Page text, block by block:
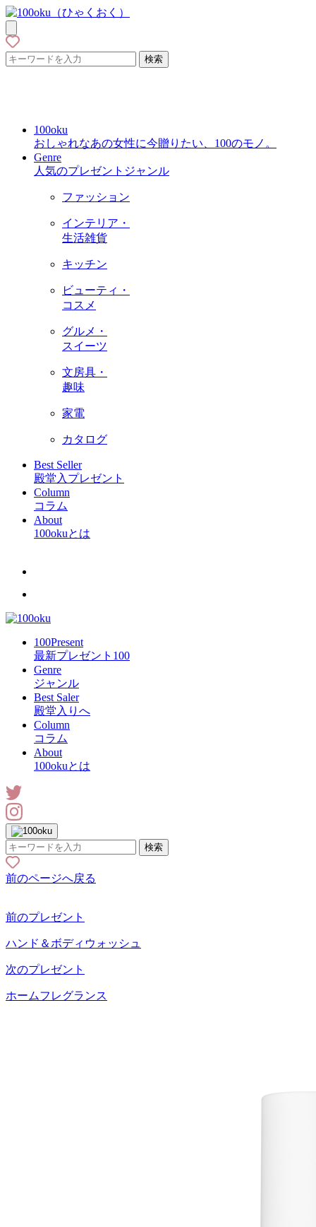
検索
100oku
おしゃれなあの女性に今贈りたい、100のモノ。
Genre
人気のプレゼントジャンル
ファッション
インテリア・
生活雑貨
キッチン
ビューティ・
コスメ
グルメ・
スイーツ
文房具・
趣味
家電
カタログ
Best Seller
殿堂入プレゼント
Column
コラム
About
100okuとは
100Present
最新プレゼント100
Genre
ジャンル
Best Saler
殿堂入りへ
Column
コラム
About
100okuとは
検索
前のページへ戻る
前のプレゼント
ハンド＆ボディウォッシュ
次のプレゼント
ホームフレグランス